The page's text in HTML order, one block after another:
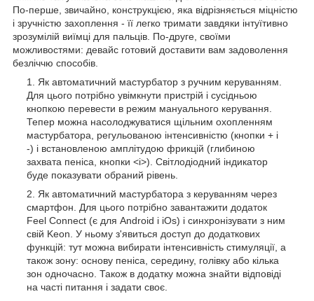
По-перше, звичайно, конструкцією, яка відрізняється міцністю
і зручністю захоплення - її легко тримати завдяки інтуїтивно
зрозумілій виїмці для пальців. По-друге, своїми
можливостями: девайс готовий доставити вам задоволення
безліччю способів.
Як автоматичний мастурбатор з ручним керуванням.
Для цього потрібно увімкнути пристрій і сусідньою
кнопкою перевести в режим мануального керування.
Тепер можна насолоджуватися щільним охопленням
мастурбатора, регульованою інтенсивністю (кнопки + і
-) і встановленою амплітудою фрикцій (глибиною
захвата пеніса, кнопки <і>). Світлодіодний індикатор
буде показувати обраний рівень.
Як автоматичний мастурбатора з керуванням через
смартфон. Для цього потрібно завантажити додаток
Feel Connect (є для Android і iOs) і синхронізувати з ним
свій Keon. У ньому з'явиться доступ до додаткових
функцій: тут можна вибирати інтенсивність стимуляції, а
також зону: основу пеніса, середину, голівку або кілька
зон одночасно. Також в додатку можна знайти відповіді
на часті питання і задати своє.